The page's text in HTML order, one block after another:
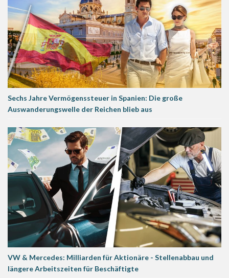
Sechs Jahre Vermögenssteuer in Spanien: Die große
Auswanderungswelle der Reichen blieb aus
VW & Mercedes: Milliarden für Aktionäre - Stellenabbau und
längere Arbeitszeiten für Beschäftigte